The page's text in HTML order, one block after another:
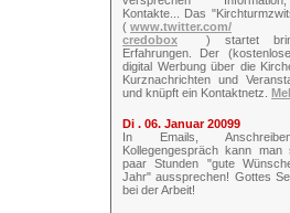
Kontakte... Das
( www.twitter.com/
credobox ) startet
Erfahrungen. Der
digital Werbung über die
Kurznachrichten und
und knüpft ein Kontaktnetz.
Di . 06. Januar 20099
In Emails,
Kollegengespräch kann
paar Stunden "gute
Jahr" aussprechen! Gottes
bei der Arbeit!